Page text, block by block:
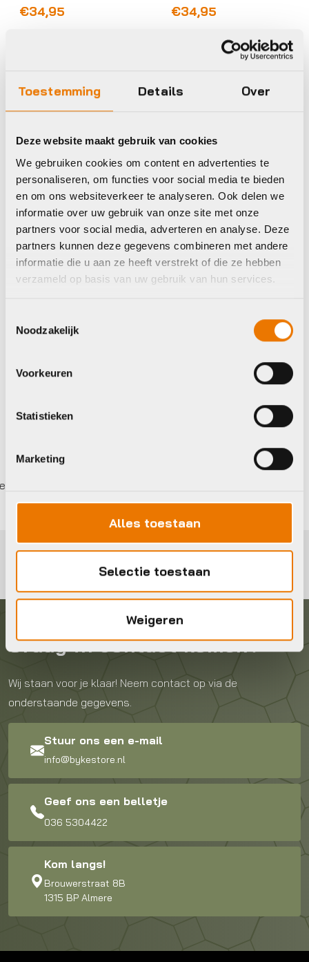
Toestemming Details Over
Deze website maakt gebruik van cookies
We gebruiken cookies om content en advertenties te
personaliseren, om functies voor social media te bieden
en om ons websiteverkeer te analyseren. Ook delen we
informatie over uw gebruik van onze site met onze
partners voor social media, adverteren en analyse. Deze
partners kunnen deze gegevens combineren met andere
informatie die u aan ze heeft verstrekt of die ze hebben
verzameld op basis van uw gebruik van hun services.
Noodzakelijk
Voorkeuren
Statistieken
Marketing
Alles toestaan
Selectie toestaan
Weigeren
€34,95 €34,95
Kinderhelmen
Urban Iki VALHELM
Kinderhelmen
Woom Helm
Beschikbaar op nabestelling
Graag in contact komen?
Wij staan voor je klaar! Neem contact op via de
onderstaande gegevens.
Stuur ons een e-mail
info@bykestore.nl
Geef ons een belletje
036 5304422
Kom langs!
Brouwerstraat 8B
1315 BP Almere